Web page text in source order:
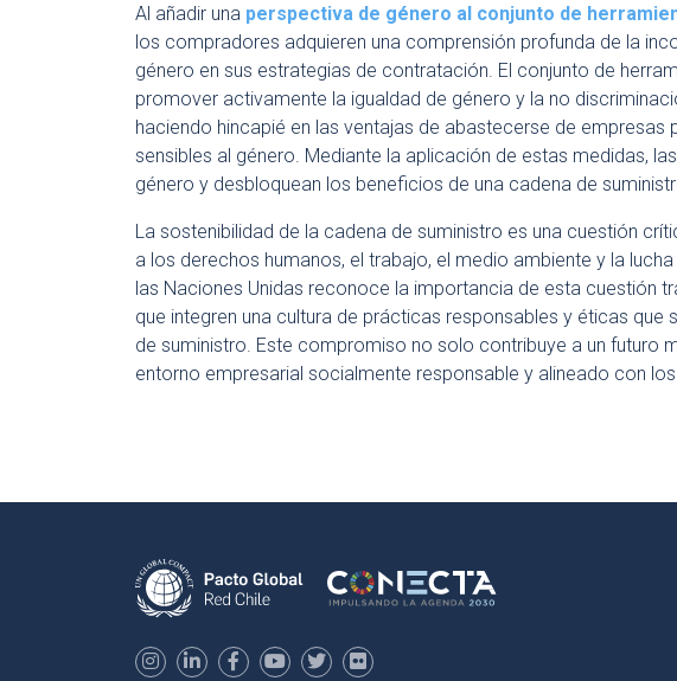
Al añadir una perspectiva de género al conjunto de
los compradores adquieren una comprensión profunda de la
género en sus estrategias de contratación. El conjunto de
promover activamente la igualdad de género y la no
haciendo hincapié en las ventajas de abastecerse de
sensibles al género. Mediante la aplicación de estas medidas,
género y desbloquean los beneficios de una cadena de
La sostenibilidad de la cadena de suministro es una cuestión
a los derechos humanos, el trabajo, el medio ambiente y la
las Naciones Unidas reconoce la importancia de esta cuestión
que integren una cultura de prácticas responsables y éticas que
de suministro. Este compromiso no solo contribuye a un futuro
entorno empresarial socialmente responsable y alineado con los